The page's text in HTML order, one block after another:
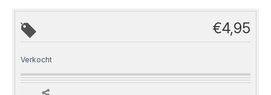
€4,95
Verkocht